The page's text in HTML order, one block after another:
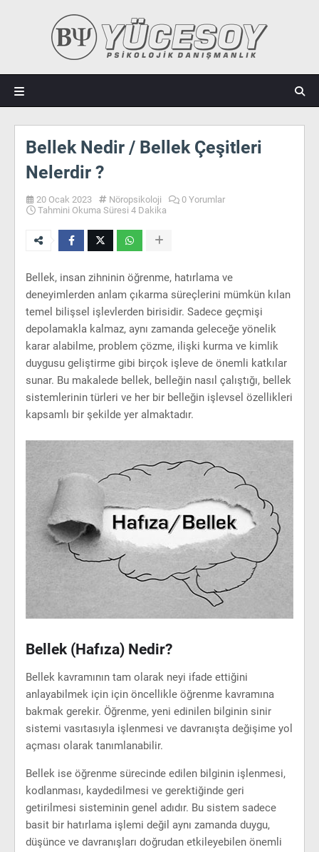
Bellek Nedir / Bellek Çeşitleri
Nelerdir ?
20 Ocak 2023 Nöropsikoloji
0 Yorumlar
Tahmini Okuma Süresi 4 Dakika
Bellek, insan zihninin öğrenme, hatırlama ve
deneyimlerden anlam çıkarma süreçlerini mümkün kılan
temel bilişsel işlevlerden birisidir. Sadece geçmişi
depolamakla kalmaz, aynı zamanda geleceğe yönelik
karar alabilme, problem çözme, ilişki kurma ve kimlik
duygusu geliştirme gibi birçok işleve de önemli katkılar
sunar. Bu makalede bellek, belleğin nasıl çalıştığı, bellek
sistemlerinin türleri ve her bir belleğin işlevsel özellikleri
kapsamlı bir şekilde yer almaktadır.
Bellek (Hafıza) Nedir?
Bellek kavramının tam olarak neyi ifade ettiğini
anlayabilmek için için öncellikle öğrenme kavramına
bakmak gerekir. Öğrenme, yeni edinilen bilginin sinir
sistemi vasıtasıyla işlenmesi ve davranışta değişime yol
açması olarak tanımlanabilir.
Bellek ise öğrenme sürecinde edilen bilginin işlenmesi,
kodlanması, kaydedilmesi ve gerektiğinde geri
getirilmesi sisteminin genel adıdır. Bu sistem sadece
basit bir hatırlama işlemi değil aynı zamanda duygu,
düşünce ve davranışları doğrudan etkileyebilen önemli